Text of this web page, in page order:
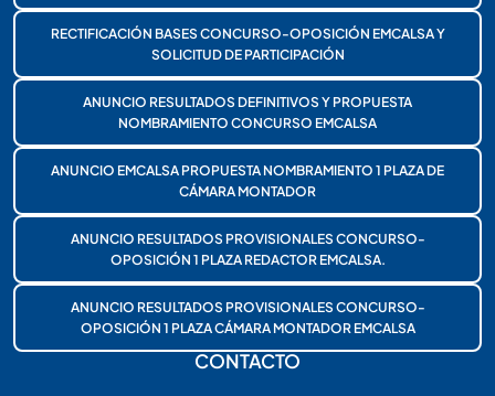
RECTIFICACIÓN BASES CONCURSO-OPOSICIÓN EMCALSA Y
SOLICITUD DE PARTICIPACIÓN
ANUNCIO RESULTADOS DEFINITIVOS Y PROPUESTA
NOMBRAMIENTO CONCURSO EMCALSA
ANUNCIO EMCALSA PROPUESTA NOMBRAMIENTO 1 PLAZA DE
CÁMARA MONTADOR
ANUNCIO RESULTADOS PROVISIONALES CONCURSO-
OPOSICIÓN 1 PLAZA REDACTOR EMCALSA.
ANUNCIO RESULTADOS PROVISIONALES CONCURSO-
OPOSICIÓN 1 PLAZA CÁMARA MONTADOR EMCALSA
CONTACTO